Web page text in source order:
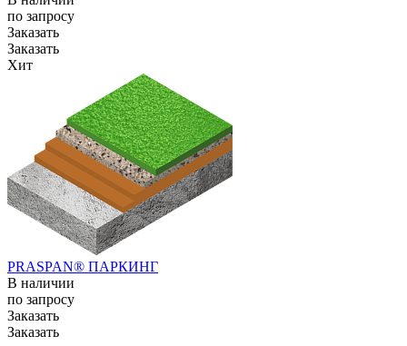
по запросу
Заказать
Заказать
Хит
PRASPAN® ПАРКИНГ
В наличии
по запросу
Заказать
Заказать